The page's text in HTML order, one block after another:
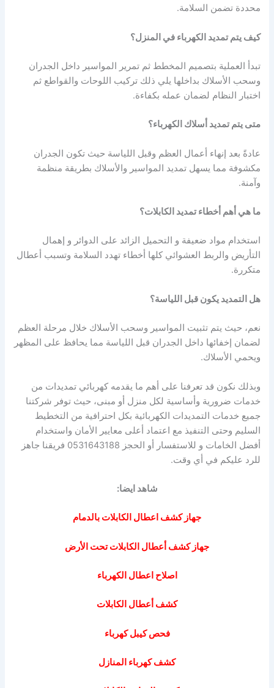
محددة تضمن السلامة.
كيف يتم تمديد الكهرباء في المنزل؟
تبدأ العملية بتصميم المخطط ثم تمرير المواسير داخل الجدران
وسحب الأسلاك بداخلها يلي ذلك تركيب اللوحات والقواطع ثم
اختبار النظام لضمان عمله بكفاءة.
متى يتم تمديد أسلاك الكهرباء؟
عادةً بعد إنهاء أعمال العظم وقبل اللياسة حيث تكون الجدران
مكشوفة مما يسهل تمديد المواسير والأسلاك بطريقة منظمة
وآمنة.
ما هي أهم أخطاء تمديد الكابلات؟
استخدام مواد ضعيفة و التحميل الزائد على الدوائر و إهمال
التأريض والربط العشوائي كلها أخطاء تهدد السلامة وتسبب أعطال
متكررة.
هل التمديد يكون قبل اللياسة؟
نعم، حيث يتم تثبيت المواسير وسحب الأسلاك خلال مرحلة العظم
لضمان إخفائها داخل الجدران قبل اللياسة مما يحافظ على المظهر
ويحمي الأسلاك.
وبذلك نكون قد تعرفنا على أهم ما يقدمه كهربائي تمديدات من
خدمات ضرورية وأساسية لكل منزل أو مبنى، حيث توفر شركتنا
جميع خدمات التمديدات الكهربائية بكل احترافية من التخطيط
السليم وحتى التنفيذ مع اعتماد أعلى معايير الأمان واستخدام
أفضل الخامات و للاستفسار أو الحجز 0531643188 فريقنا جاهز
للرد عليكم في أي وقت.
شاهد ايضا:
جهاز كشف اعطال الكابلات بالدمام
جهاز كشف أعطال الكابلات تحت الأرض
اصلاح اعطال الكهرباء
كشف أعطال الكابلات
فحص كيبل كهرباء
كشف كهرباء المنازل